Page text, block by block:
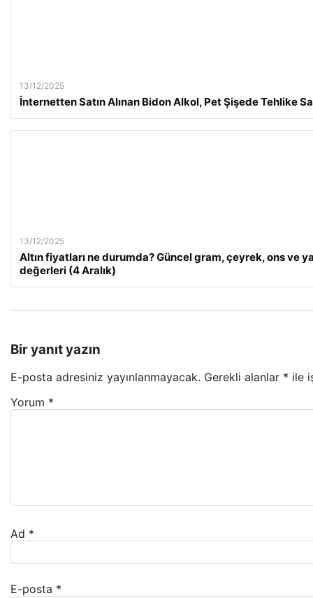
13/12/2025
İnternetten Satın Alınan Bidon Alkol, Pet Şişede Tehlike
13/12/2025
Altın fiyatları ne durumda? Güncel gram, çeyrek, ons ve
değerleri (4 Aralık)
Bir yanıt yazın
E-posta adresiniz yayınlanmayacak. Gerekli alanlar * ile
Yorum *
Ad *
E-posta *